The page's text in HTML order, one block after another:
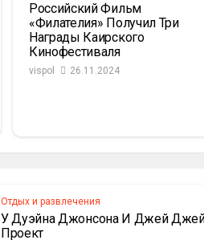
Российский Фильм
«Филателия» Получил Три
Награды Каирского
Кинофестиваля
vispol 26.11.2024
Отдых и развлечения
У Дуэйна Джонсона И Джей Джей
Проект